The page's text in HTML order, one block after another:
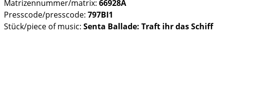
Matrizennummer/matrix: 66928A
Presscode/presscode: 797BI1
Stück/piece of music: Senta Ballade: Traft ihr das Schiff